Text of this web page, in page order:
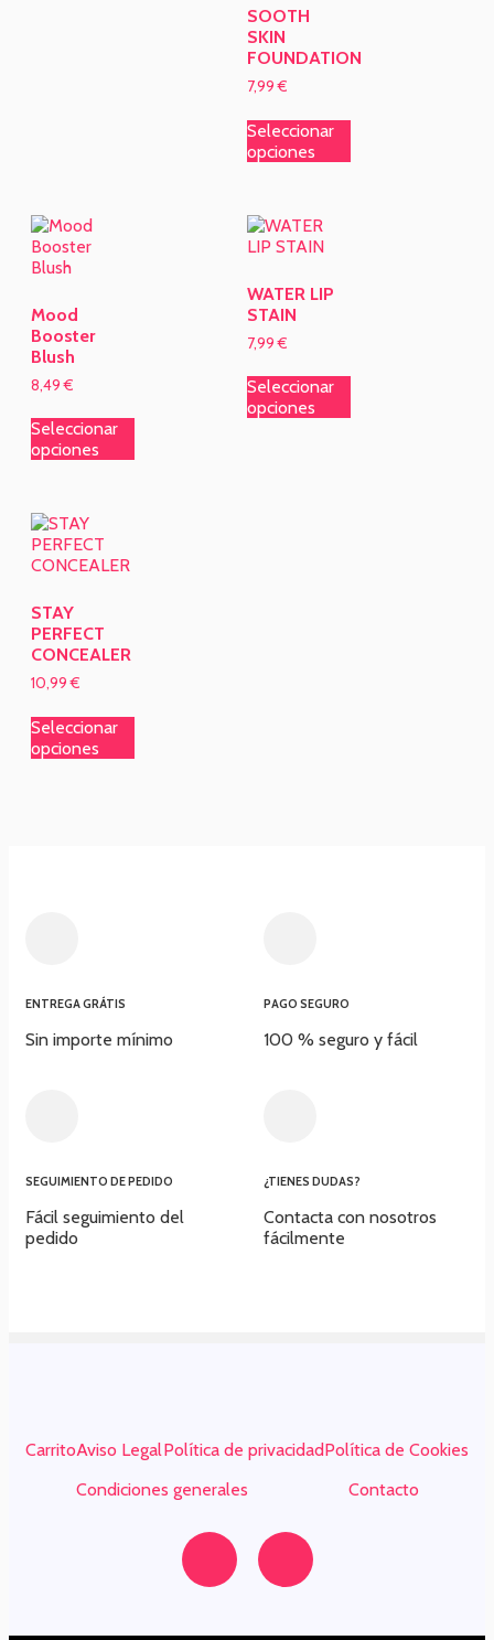
SOOTH
SKIN
FOUNDATION
7,99€
Seleccionar
opciones
Mood
Booster
Blush
8,49€
Seleccionar
opciones
WATER LIP
STAIN
7,99€
Seleccionar
opciones
STAY
PERFECT
CONCEALER
10,99€
Seleccionar
opciones
ENTREGA GRÁTIS
Sin importe mínimo
PAGO SEGURO
100 % seguro y fácil​
SEGUIMIENTO DE PEDIDO
Fácil seguimiento del
pedido
¿TIENES DUDAS?
Contacta con nosotros
fácilmente
CarritoAviso LegalPolítica de privacidadPolítica de Cookies
Condiciones generales
Contacto